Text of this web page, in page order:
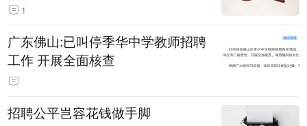
1
广东佛山:已叫停季华中学教师招聘
工作 开展全面核查
招聘公平岂容花钱做手脚